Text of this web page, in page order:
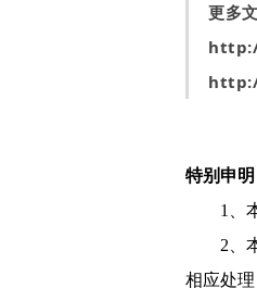
更多
特别申明
1、
2、
相应处理